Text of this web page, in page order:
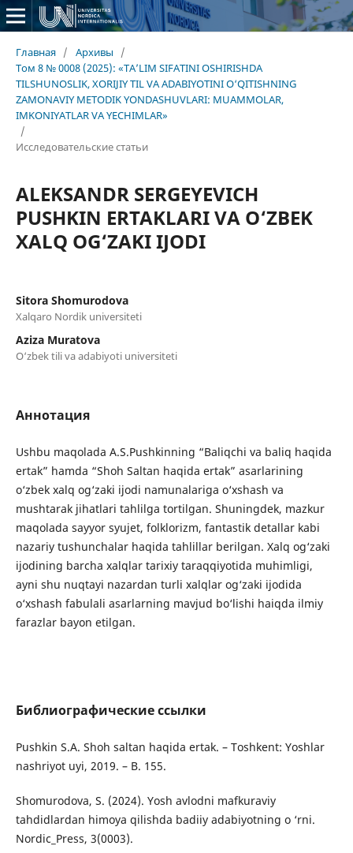
Главная / Архивы
/
Том 8 № 0008 (2025): «TA’LIM SIFATINI OSHIRISHDA
TILSHUNOSLIK, XORIJIY TIL VA ADABIYOTINI O‘QITISHNING
ZAMONAVIY METODIK YONDASHUVLARI: MUAMMOLAR,
IMKONIYATLAR VA YECHIMLAR»
/
Исследовательские статьи
ALEKSANDR SERGEYEVICH
PUSHKIN ERTAKLARI VA O‘ZBEK
XALQ OG‘ZAKI IJODI
Sitora Shomurodova
Xalqaro Nordik universiteti
Aziza Muratova
O‘zbek tili va adabiyoti universiteti
Аннотация
Ushbu maqolada A.S.Pushkinning “Baliqchi va baliq haqida
ertak” hamda “Shoh Saltan haqida ertak” asarlarining
o‘zbek xalq og‘zaki ijodi namunalariga o‘xshash va
mushtarak jihatlari tahlilga tortilgan. Shuningdek, mazkur
maqolada sayyor syujet, folklorizm, fantastik detallar kabi
nazariy tushunchalar haqida tahlillar berilgan. Xalq og‘zaki
ijodining barcha xalqlar tarixiy taraqqiyotida muhimligi,
ayni shu nuqtayi nazardan turli xalqlar og‘zaki ijodida
o‘xshash fabulali asarlarning mavjud bo‘lishi haiqda ilmiy
farazlar bayon etilgan.
Библиографические ссылки
Pushkin S.A. Shоh saltan haqida ertak. – Tоshkent: Yоshlar
nashriyоt uyi, 2019. – B. 155.
Shomurodova, S. (2024). Yosh avlodni mafkuraviy
tahdidlardan himoya qilishda badiiy adabiyotning o ‘rni.
Nordic_Press, 3(0003).